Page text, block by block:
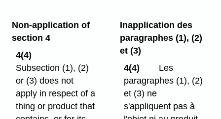
Non-application of
section 4
4(4)
Subsection (1), (2)
or (3) does not
apply in respect of a
thing or product that
Inapplication des
paragraphes (1), (2)
et (3)
4(4)
Les
paragraphes (1), (2)
et (3) ne
s'appliquent pas à